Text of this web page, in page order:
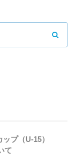
プ（U-15）
て